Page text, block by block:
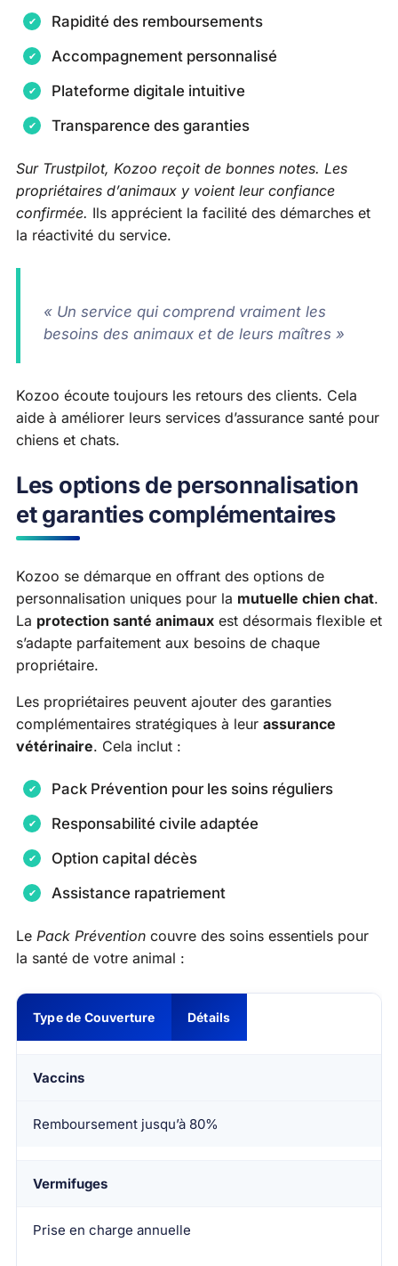
Rapidité des remboursements
Accompagnement personnalisé
Plateforme digitale intuitive
Transparence des garanties
Sur Trustpilot, Kozoo reçoit de bonnes notes. Les
propriétaires d’animaux y voient leur confiance
confirmée. Ils apprécient la facilité des démarches et
la réactivité du service.
« Un service qui comprend vraiment les
besoins des animaux et de leurs maîtres »
Kozoo écoute toujours les retours des clients. Cela
aide à améliorer leurs services d’assurance santé pour
chiens et chats.
Les options de personnalisation
et garanties complémentaires
Kozoo se démarque en offrant des options de
personnalisation uniques pour la mutuelle chien chat.
La protection santé animaux est désormais flexible et
s’adapte parfaitement aux besoins de chaque
propriétaire.
Les propriétaires peuvent ajouter des garanties
complémentaires stratégiques à leur assurance
vétérinaire. Cela inclut :
Pack Prévention pour les soins réguliers
Responsabilité civile adaptée
Option capital décès
Assistance rapatriement
Le Pack Prévention couvre des soins essentiels pour
la santé de votre animal :
Type de Couverture Détails
Vaccins
Remboursement jusqu’à 80%
Vermifuges
Prise en charge annuelle